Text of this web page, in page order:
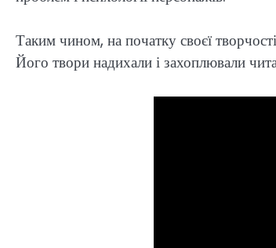
Таким чином, на початку своєї
Його твори надихали і захоплювали